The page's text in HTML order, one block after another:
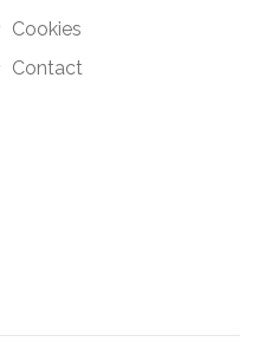
Cookies
Contact